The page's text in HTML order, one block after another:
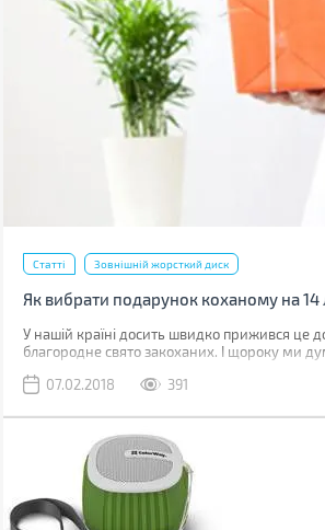
Статті Зовнішній жорсткий диск
Як вибрати подарунок коханому на 14
У нашій країні досить швидко прижився це
благородне свято закоханих. І щороку ми
і залишається хорошим подарунком, але щоб
вибираєте.
07.02.2018 391